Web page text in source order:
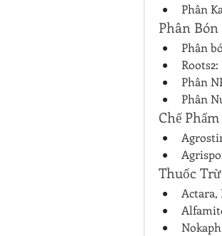
Phân
Phân Bón
Phân
Phân
Phân
Chế
Thuốc
Actara,